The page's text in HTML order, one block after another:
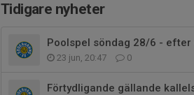
Tidigare nyheter
Poolspel söndag 28/6 -
23 jun, 20:47 0
Förtydligande gällande